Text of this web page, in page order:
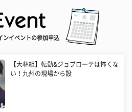
ンイベントの参加申込
【大林組】転勤&ジョブローテは怖くな
い！九州の現場から設